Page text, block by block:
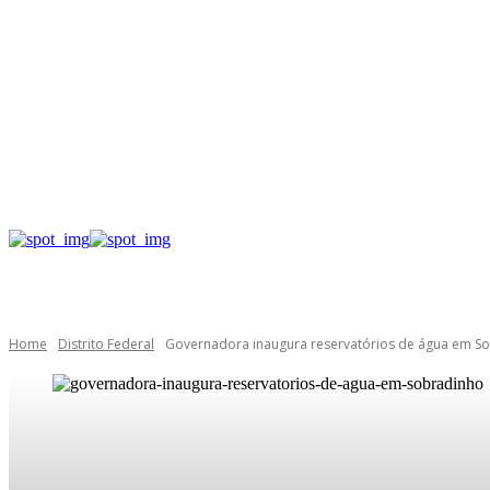
Home Distrito Federal Governadora inaugura reservatórios de água em